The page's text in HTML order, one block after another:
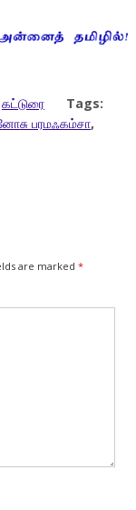
கட்டுரை
Tags:
பரமஃகம்சா,
are marked *